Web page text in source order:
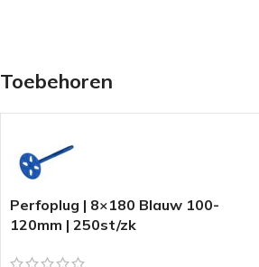
Toebehoren
Perfoplug | 8×180 Blauw 100-
120mm | 250st/zk